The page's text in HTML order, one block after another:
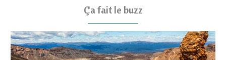
Ça fait le buzz